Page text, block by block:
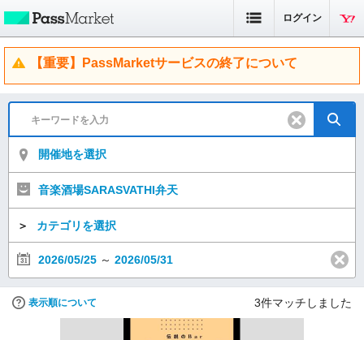
ログイン
【重要】PassMarketサービスの終了について
開催地を選択
音楽酒場SARASVATHI弁天
＞ カテゴリを選択
2026/05/25 ～ 2026/05/31
表示順について 3件マッチしました